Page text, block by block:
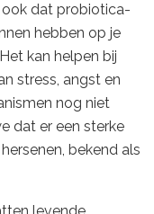
dat probiotica-
hebben op je
kan helpen bij
stress, angst en
nog niet
dat er een sterke
bekend als